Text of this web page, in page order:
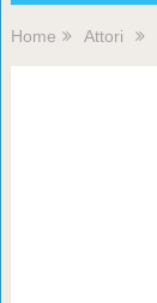
Home Attori